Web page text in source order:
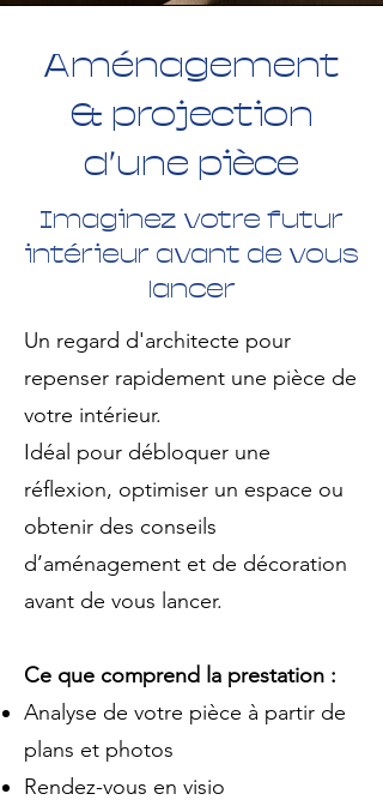
Aménagement
& projection
d’une pièce
Imaginez votre futur
intérieur avant de vous
lancer
Un regard d'architecte pour
repenser rapidement une pièce de
votre intérieur.
Idéal pour débloquer une
réflexion, optimiser un espace ou
obtenir des conseils
d’aménagement et de décoration
avant de vous lancer.
Ce que comprend la prestation :
Analyse de votre pièce à partir de
plans et photos
Rendez-vous en visio